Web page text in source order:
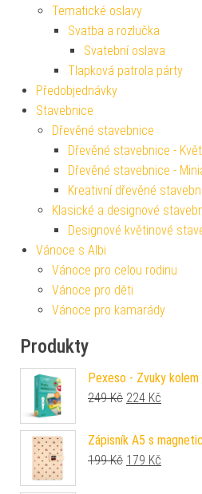
Tematické oslavy
Svatba a rozlučka
Svatební oslava
Tlapková patrola párty
Předobjednávky
Stavebnice
Dřevěné stavebnice
Dřevěné stavebnice -
Dřevěné stavebnice -
Kreativní dřevěné
Klasické a designové
Designové květinové
Vánoce s Albi
Vánoce pro celou rodinu
Vánoce pro děti
Vánoce pro kamarády
Produkty
Pexeso - Zvuky kolem
249Kč Původní cena
224 Kč
Zápisník A5 s
199Kč Původní cena
179 Kč